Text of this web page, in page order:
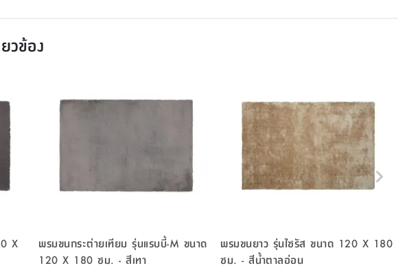
วข้อง
X
พรมขนกระต่ายเทียม รุ่นแรบบี้-M ขนาด
120 X 180 ซม. - สีเทา
พรมขนยาว รุ่นไซรัส ขนาด 120 X 180
ซม. - สีน้ำตาลอ่อน